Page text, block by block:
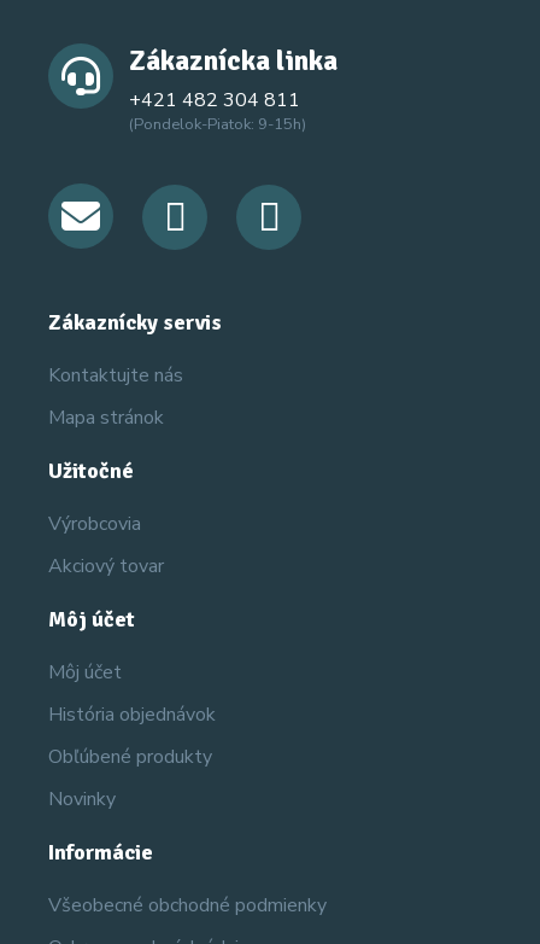
Zákaznícka linka
+421 482 304 811
(Pondelok-Piatok: 9-15h)
Zákaznícky servis
Kontaktujte nás
Mapa stránok
Užitočné
Výrobcovia
Akciový tovar
Môj účet
Môj účet
História objednávok
Obľúbené produkty
Novinky
Informácie
Všeobecné obchodné podmienky